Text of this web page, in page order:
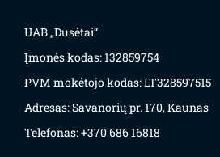
UAB „Dusėtai“
Įmonės kodas: 132859754
PVM mokėtojo kodas: LT328597515
Adresas: Savanorių pr. 170, Kaunas
Telefonas: +370 686 16818